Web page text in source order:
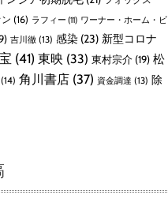
(16) ラフィー (11) ワーナー・ホーム・ビ
吉川徹 (13) 感染 (23) 新型コロナ
(41) 東映 (33) 東村宗介 (19) 松
(14) 角川書店 (37) 資金調達 (13) 除